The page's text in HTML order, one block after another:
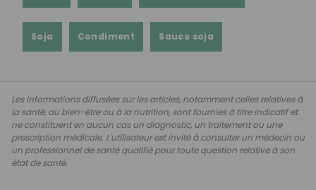
Soja Condiment Sauce soja
Les informations diffusées sur les articles, notamment celles relatives à
la santé, au bien-être ou à la nutrition, sont fournies à titre indicatif et
ne constituent en aucun cas un diagnostic, un traitement ou une
prescription médicale. L'utilisateur est invité à consulter un médecin ou
un professionnel de santé qualifié pour toute question relative à son
état de santé.